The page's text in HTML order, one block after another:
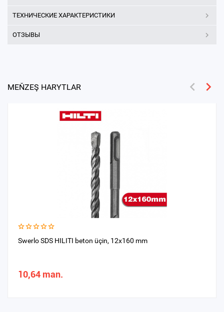
ТЕХНИЧЕСКИЕ ХАРАКТЕРИСТИКИ
ОТЗЫВЫ
MEŇZEŞ HARYTLAR
Swerlo SDS HILITI beton üçin, 12х160 mm
10,64 man.